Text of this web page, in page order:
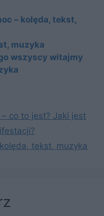
– kolęda, tekst,
muzyka
wszyscy witajmy
co to jest? Jaki jest
tekst, muzyka